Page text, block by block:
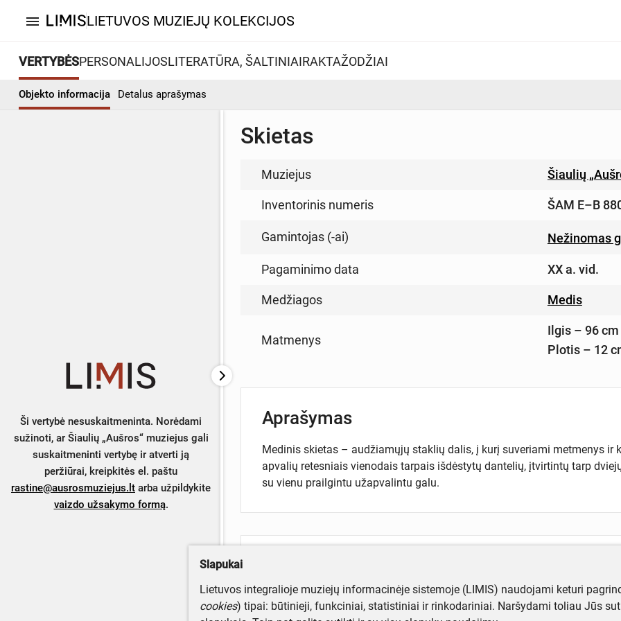
menu LIETUVOS MUZIEJŲ KOLEKCIJOS
VERTYBĖSPERSONALIJOSLITERATŪRA, ŠALTINIAIRAKTAŽODŽIAI
Objekto informacija Detalus aprašymas
Ši vertybė nesuskaitmeninta. Norėdami
sužinoti, ar Šiaulių „Aušros“ muziejus gali
suskaitmeninti vertybę ir atverti ją
peržiūrai, kreipkitės el. paštu
rastine@ausrosmuziejus.lt arba užpildykite
vaizdo užsakymo formą.
Skietas
Muziejus Šiaulių
Inventorinis numeris ŠAM E–B
Gamintojas (-ai) Nežinomas
Pagaminimo data XX a. vid.
Medžiagos Medis
Matmenys
Ilgis – 96 cm
Plotis – 12
Aprašymas
Medinis skietas – audžiamųjų staklių dalis, į kurį suveriami metmenys
apvalių retesniais vienodais tarpais išdėstytų dantelių, įtvirtintų tarp
su vienu prailgintu užapvalintu galu.
Slapukai
Lietuvos integralioje muziejų informacinėje sistemoje (LIMIS) naudojami keturi
cookies) tipai: būtinieji, funkciniai, statistiniai ir rinkodariniai. Naršydami toliau Jūs